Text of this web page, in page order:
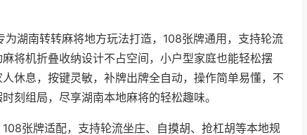
为湖南转转麻将地方玩法打造，108张牌通用，支持轮流
将机折叠收纳设计不占空间，小户型家庭也能轻松摆
休息，按键灵敏，补牌出牌全自动，操作简单易懂，不
刻组局，尽享湖南本地麻将的轻松趣味。
张牌适配，支持轮流坐庄、自摸胡、抢杠胡等本地规